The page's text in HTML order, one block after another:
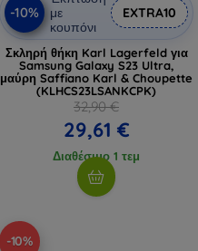
-10%
με
κουπόνι
EXTRA10
Σκληρή θήκη Karl Lagerfeld για
Samsung Galaxy S23 Ultra,
μαύρη Saffiano Karl & Choupette
(KLHCS23LSANKCPK)
32,90 €
29,61 €
Διαθέσιμο 1 τεμ
-10%